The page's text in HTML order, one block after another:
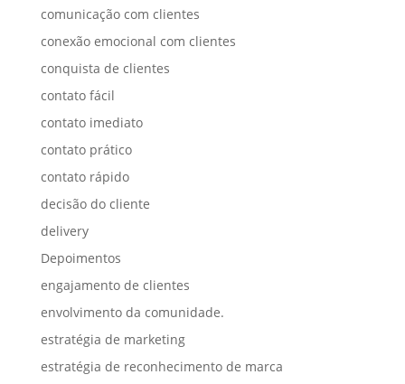
comunicação com clientes
conexão emocional com clientes
conquista de clientes
contato fácil
contato imediato
contato prático
contato rápido
decisão do cliente
delivery
Depoimentos
engajamento de clientes
envolvimento da comunidade.
estratégia de marketing
estratégia de reconhecimento de marca